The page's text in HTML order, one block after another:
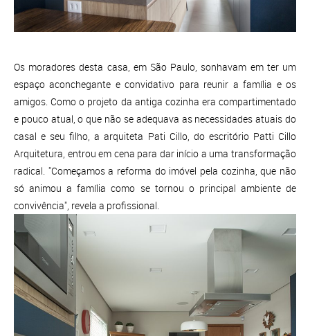
Os moradores desta casa, em São Paulo, sonhavam em ter um
espaço aconchegante e convidativo para reunir a família e os
amigos. Como o projeto da antiga cozinha era compartimentado
e pouco atual, o que não se adequava as necessidades atuais do
casal e seu filho, a arquiteta Pati Cillo, do escritório Patti Cillo
Arquitetura, entrou em cena para dar início a uma transformação
radical. "Começamos a reforma do imóvel pela cozinha, que não
só animou a família como se tornou o principal ambiente de
convivência", revela a profissional.